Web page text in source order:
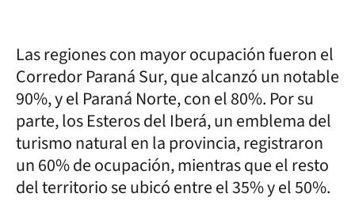
Las regiones con mayor ocupación fueron el
Corredor Paraná Sur, que alcanzó un notable
90%, y el Paraná Norte, con el 80%. Por su
parte, los Esteros del Iberá, un emblema del
turismo natural en la provincia, registraron
un 60% de ocupación, mientras que el resto
del territorio se ubicó entre el 35% y el 50%.